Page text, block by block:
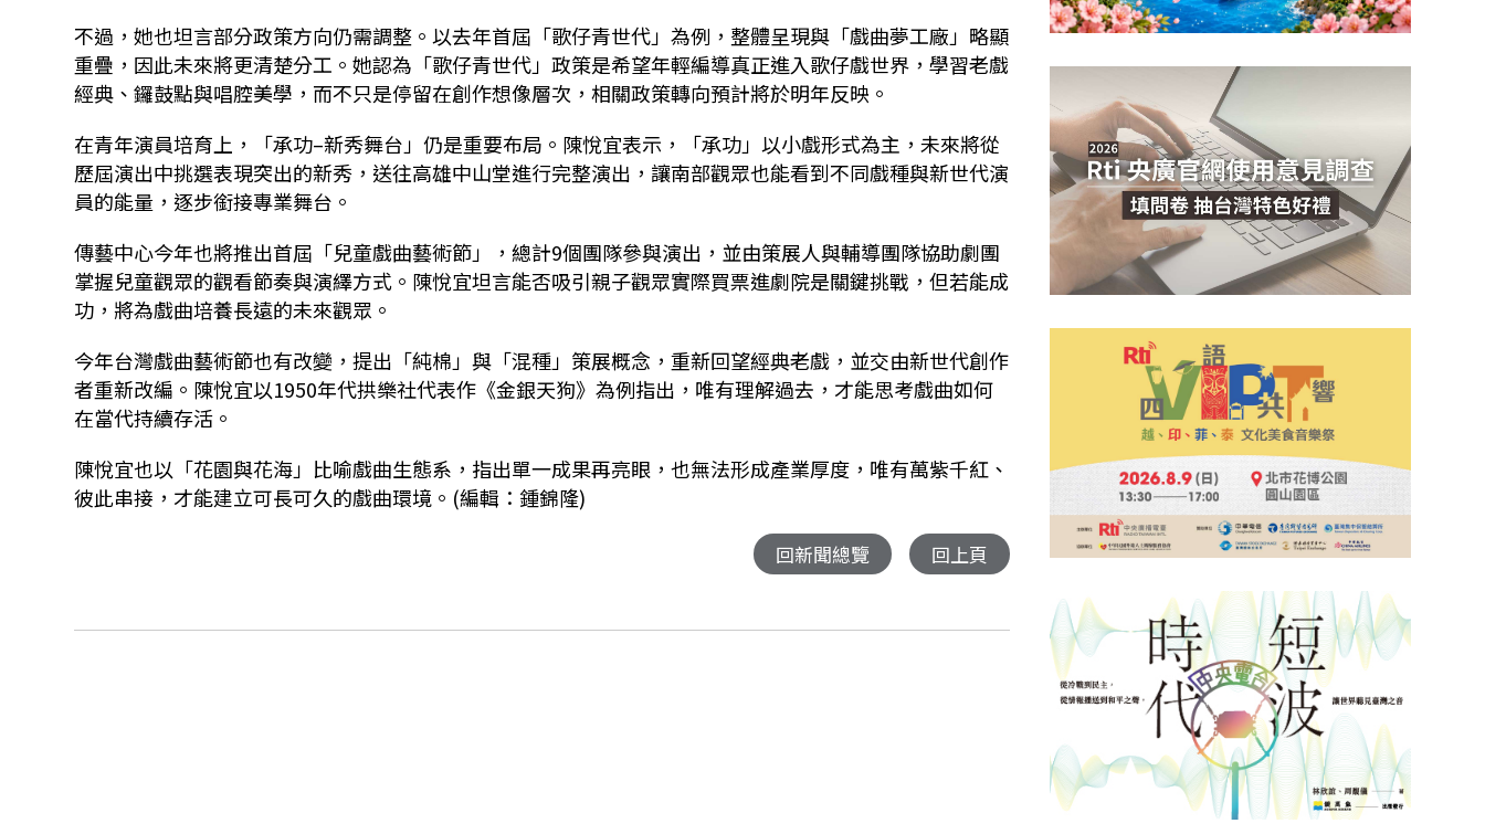
不過，她也坦言部分政策方向仍需調整。以去年首屆「歌仔青世代」為例，整體呈現與「戲曲夢工廠」略顯
重疊，因此未來將更清楚分工。她認為「歌仔青世代」政策是希望年輕編導真正進入歌仔戲世界，學習老戲
經典、鑼鼓點與唱腔美學，而不只是停留在創作想像層次，相關政策轉向預計將於明年反映。
在青年演員培育上，「承功–新秀舞台」仍是重要布局。陳悅宜表示，「承功」以小戲形式為主，未來將從
歷屆演出中挑選表現突出的新秀，送往高雄中山堂進行完整演出，讓南部觀眾也能看到不同戲種與新世代演
員的能量，逐步銜接專業舞台。
傳藝中心今年也將推出首屆「兒童戲曲藝術節」，總計9個團隊參與演出，並由策展人與輔導團隊協助劇團
掌握兒童觀眾的觀看節奏與演繹方式。陳悅宜坦言能否吸引親子觀眾實際買票進劇院是關鍵挑戰，但若能成
功，將為戲曲培養長遠的未來觀眾。
今年台灣戲曲藝術節也有改變，提出「純棉」與「混種」策展概念，重新回望經典老戲，並交由新世代創作
者重新改編。陳悅宜以1950年代拱樂社代表作《金銀天狗》為例指出，唯有理解過去，才能思考戲曲如何
在當代持續存活。
陳悅宜也以「花園與花海」比喻戲曲生態系，指出單一成果再亮眼，也無法形成產業厚度，唯有萬紫千紅、
彼此串接，才能建立可長可久的戲曲環境。(編輯：鍾錦隆)
回新聞總覽 回上頁